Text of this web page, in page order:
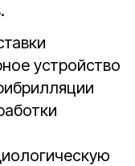
устройство